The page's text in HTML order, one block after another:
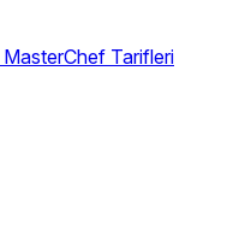
MasterChef Tarifleri